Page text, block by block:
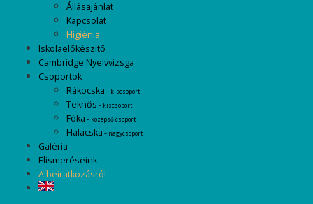
Állásajánlat
Kapcsolat
Higiénia
Iskolaelőkészítő
Cambridge Nyelvvizsga
Csoportok
Rákocska – kiscsoport
Teknős – kiscsoport
Fóka – középső csoport
Halacska – nagycsoport
Galéria
Elismeréseink
A beiratkozásról